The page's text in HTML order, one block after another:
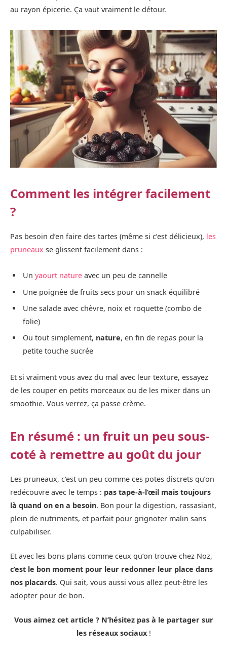
au rayon épicerie. Ça vaut vraiment le détour.
Comment les intégrer facilement
?
Pas besoin d’en faire des tartes (même si c’est délicieux), les
pruneaux se glissent facilement dans :
Un yaourt nature avec un peu de cannelle
Une poignée de fruits secs pour un snack équilibré
Une salade avec chèvre, noix et roquette (combo de
folie)
Ou tout simplement, nature, en fin de repas pour la
petite touche sucrée
Et si vraiment vous avez du mal avec leur texture, essayez
de les couper en petits morceaux ou de les mixer dans un
smoothie. Vous verrez, ça passe crème.
En résumé : un fruit un peu sous-
coté à remettre au goût du jour
Les pruneaux, c’est un peu comme ces potes discrets qu’on
redécouvre avec le temps : pas tape-à-l’œil mais toujours
là quand on en a besoin. Bon pour la digestion, rassasiant,
plein de nutriments, et parfait pour grignoter malin sans
culpabiliser.
Et avec les bons plans comme ceux qu’on trouve chez Noz,
c’est le bon moment pour leur redonner leur place dans
nos placards. Qui sait, vous aussi vous allez peut-être les
adopter pour de bon.
Vous aimez cet article ? N’hésitez pas à le partager sur
les réseaux sociaux!